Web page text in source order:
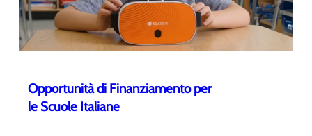
Opportunità di Finanziamento per
le Scuole Italiane